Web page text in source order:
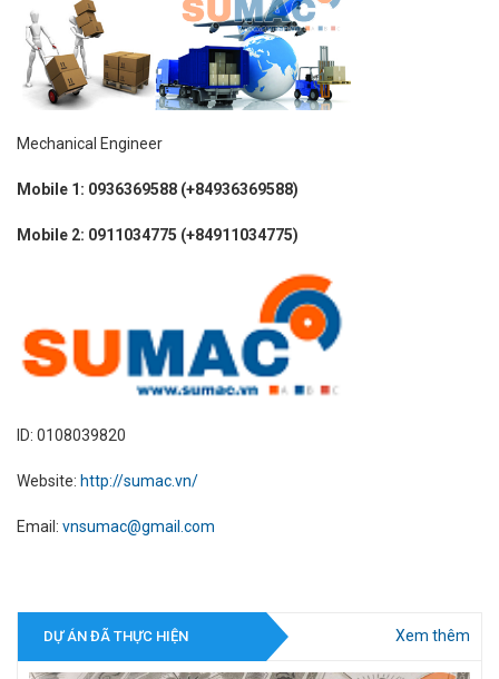
Mechanical Engineer
Mobile 1: 0936369588 (+84936369588)
Mobile 2: 0911034775 (+84911034775)
ID: 0108039820
Website: http://sumac.vn/
Email: vnsumac@gmail.com
DỰ ÁN ĐÃ THỰC HIỆN Xem thêm